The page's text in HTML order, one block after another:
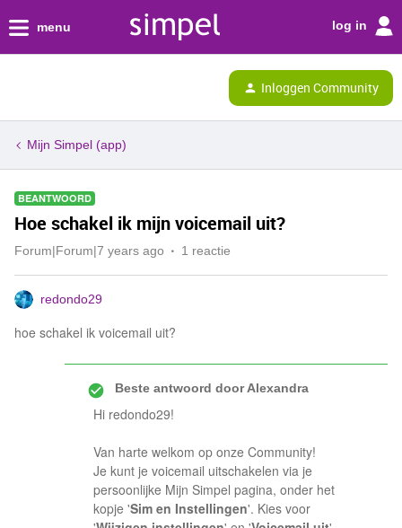
menu log in
Inloggen Community
Mijn Simpel (app)
BEANTWOORD
Hoe schakel ik mijn voicemail uit?
Forum|Forum|7 years ago 1 reactie
redondo29
hoe schakel ik voicemail uit?
Beste antwoord doorAlexandra
Hi redondo29!
Van harte welkom op onze Community!
Je kunt je voicemail uitschakelen via je
persoonlijke Mijn Simpel pagina, onder het
kopje 'Sim en Instellingen'. Kies voor